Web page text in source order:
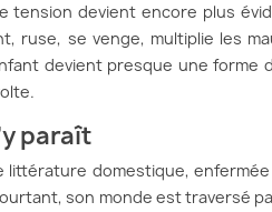
tension devient encore plus
ruse, se venge, multiplie les
devient presque une forme
paraît
domestique,
son monde est traversé